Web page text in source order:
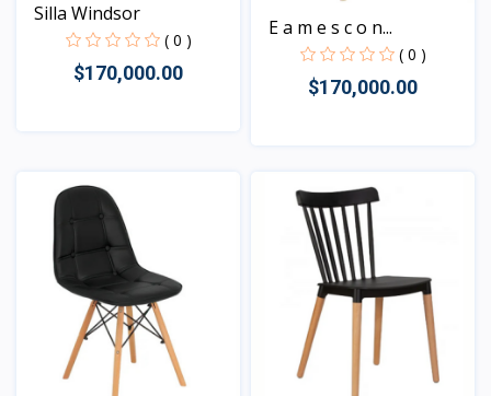
Silla Windsor
( 0 )
$170,000.00
E a m e s c o n...
( 0 )
$170,000.00